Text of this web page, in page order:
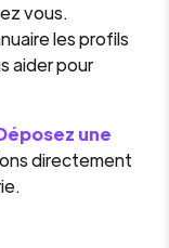
vous.
les profils
aider pour
une
directement